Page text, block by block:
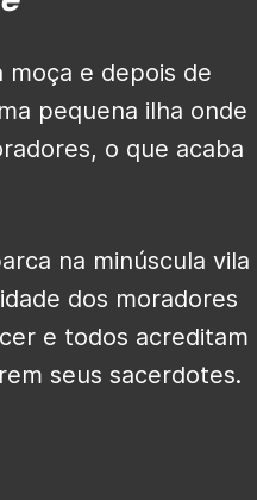
e depois de
pequena ilha onde
o que acaba
na minúscula vila
dos moradores
e todos acreditam
seus sacerdotes.